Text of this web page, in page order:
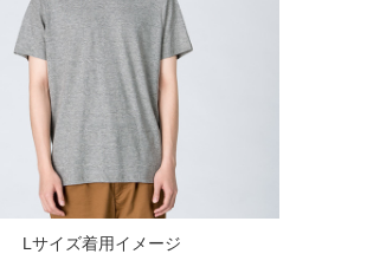
Lサイズ着用イメージ